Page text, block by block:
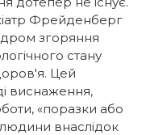
Фрейденберг
згоряння
стану
Цей
виснаження,
«поразки або
внаслідок